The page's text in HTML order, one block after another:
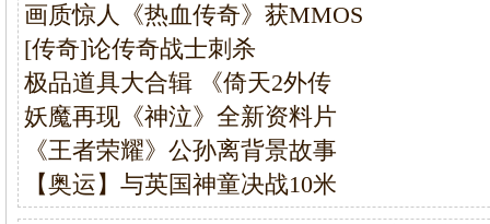
画质惊人《热血传奇》获MMOS
[传奇]论传奇战士刺杀
极品道具大合辑 《倚天2外传
妖魔再现《神泣》全新资料片
《王者荣耀》公孙离背景故事
【奥运】与英国神童决战10米